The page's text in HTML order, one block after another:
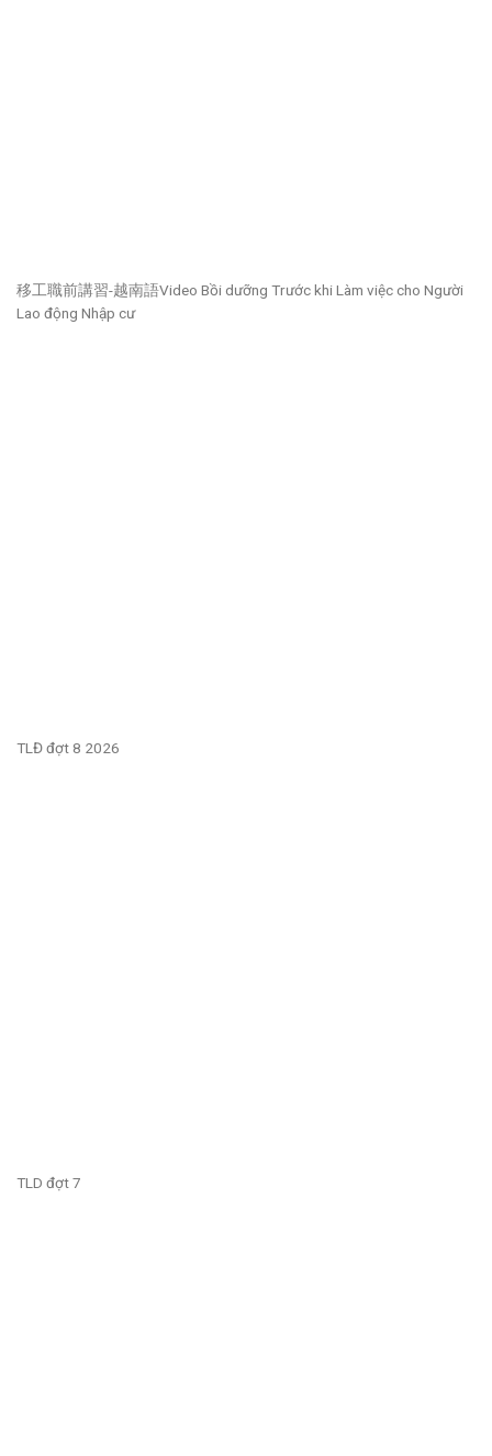
移工職前講習-越南語Video Bồi dưỡng Trước khi Làm việc cho Người
Lao động Nhập cư
TLĐ đợt 8 2026
TLD đợt 7